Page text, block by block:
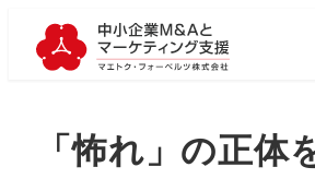
「怖れ」の正体